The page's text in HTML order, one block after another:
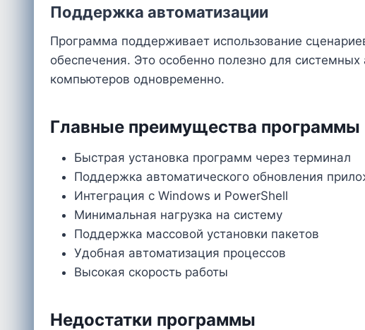
Поддержка автоматизации
Программа поддерживает использование
обеспечения. Это особенно полезно для
компьютеров одновременно.
Главные преимущества программы
Быстрая установка программ через терминал
Поддержка автоматического обновления
Интеграция с Windows и PowerShell
Минимальная нагрузка на систему
Поддержка массовой установки пакетов
Удобная автоматизация процессов
Высокая скорость работы
Недостатки программы